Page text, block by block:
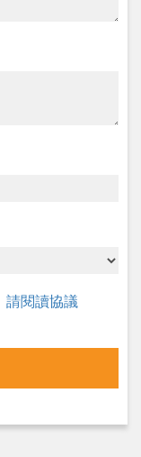
請閱讀協議